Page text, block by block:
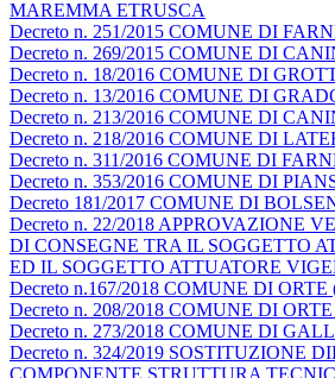
MAREMMA ETRUSCA
Decreto n. 251/2015 COMUNE DI
Decreto n. 269/2015 COMUNE DI
Decreto n. 18/2016 COMUNE DI
Decreto n. 13/2016 COMUNE DI
Decreto n. 213/2016 COMUNE DI
Decreto n. 218/2016 COMUNE DI
Decreto n. 311/2016 COMUNE DI
Decreto n. 353/2016 COMUNE DI
Decreto 181/2017 COMUNE DI
Decreto n. 22/2018 APPROVAZIONE
DI CONSEGNE TRA IL SOGGETTO
ED IL SOGGETTO ATTUATORE
Decreto n.167/2018 COMUNE DI ORTE
Decreto n. 208/2018 COMUNE DI
Decreto n. 273/2018 COMUNE DI
Decreto n. 324/2019 SOSTITUZIONE
COMPONENTE STRUTTURA